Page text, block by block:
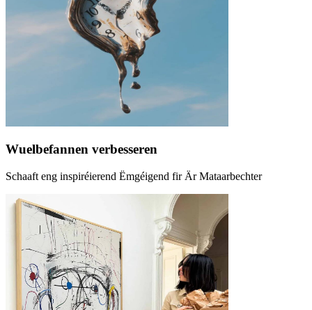
Wuelbefannen verbesseren
Schaaft eng inspiréierend Ëmgéigend fir Är Mataarbechter